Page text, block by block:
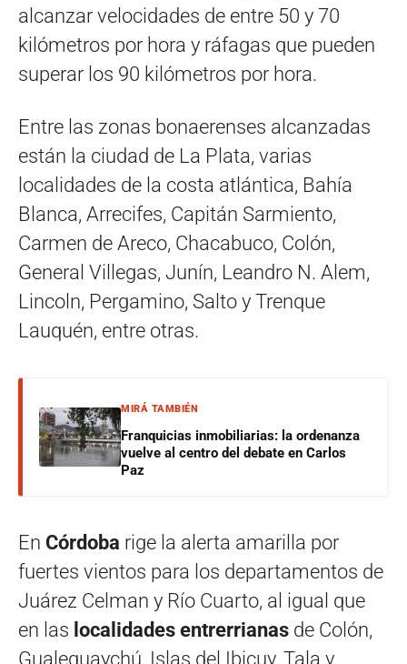
alcanzar velocidades de entre 50 y 70
kilómetros por hora y ráfagas que pueden
superar los 90 kilómetros por hora.
Entre las zonas bonaerenses alcanzadas
están la ciudad de La Plata, varias
localidades de la costa atlántica, Bahía
Blanca, Arrecifes, Capitán Sarmiento,
Carmen de Areco, Chacabuco, Colón,
General Villegas, Junín, Leandro N. Alem,
Lincoln, Pergamino, Salto y Trenque
Lauquén, entre otras.
MIRÁ TAMBIÉN
Franquicias inmobiliarias: la ordenanza
vuelve al centro del debate en Carlos
Paz
En Córdoba rige la alerta amarilla por
fuertes vientos para los departamentos de
Juárez Celman y Río Cuarto, al igual que
en las localidades entrerrianas de Colón,
Gualeguaychú, Islas del Ibicuy, Tala y